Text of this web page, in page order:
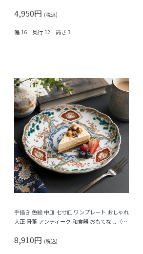
4,950円 (税込)
幅 16 奥行 12 高さ 3
手描き 色絵 中皿 七寸皿 ワンプレート おしゃれ
大正 骨董 アンティーク 和食器 おもてなし（松
8,910円 (税込)